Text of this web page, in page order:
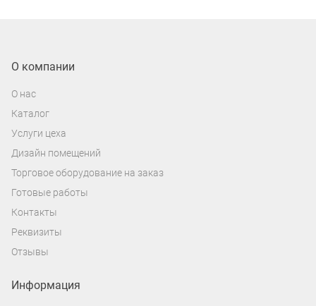
О компании
О нас
Каталог
Услуги цеха
Дизайн помещений
Торговое оборудование на заказ
Готовые работы
Контакты
Реквизиты
Отзывы
Информация